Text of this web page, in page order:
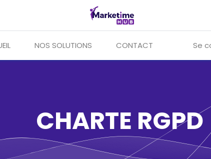
NOS SOLUTIONS CONTACT Se
CHARTE RGPD